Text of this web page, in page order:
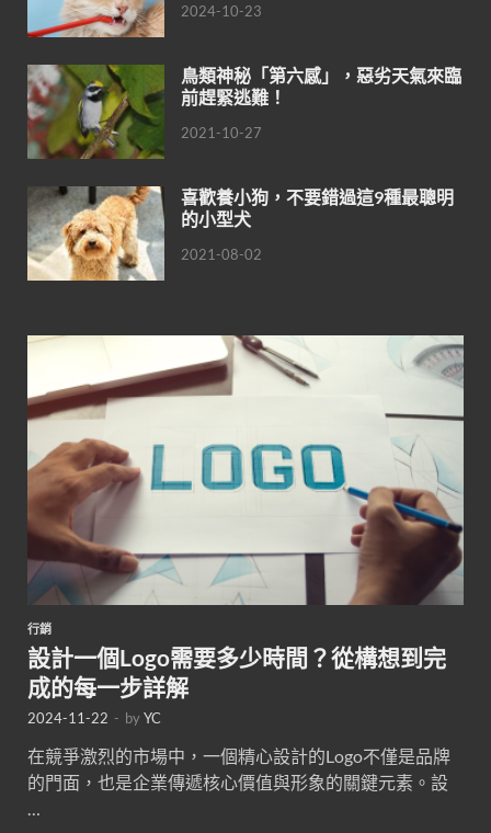
2024-10-23
鳥類神秘「第六感」，惡劣天氣來臨
前趕緊逃難！
2021-10-27
喜歡養小狗，不要錯過這9種最聰明
的小型犬
2021-08-02
行銷
設計一個Logo需要多少時間？從構想到完
成的每一步詳解
2024-11-22 - byYC
在競爭激烈的市場中，一個精心設計的Logo不僅是品牌
的門面，也是企業傳遞核心價值與形象的關鍵元素。設
…